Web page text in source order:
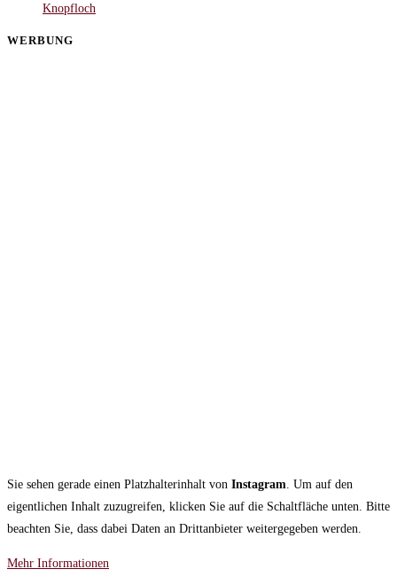
Knopfloch
WERBUNG
Sie sehen gerade einen Platzhalterinhalt von Instagram . Um auf den
eigentlichen Inhalt zuzugreifen, klicken Sie auf die Schaltfläche unten. Bitte
beachten Sie, dass dabei Daten an Drittanbieter weitergegeben werden.
Mehr Informationen